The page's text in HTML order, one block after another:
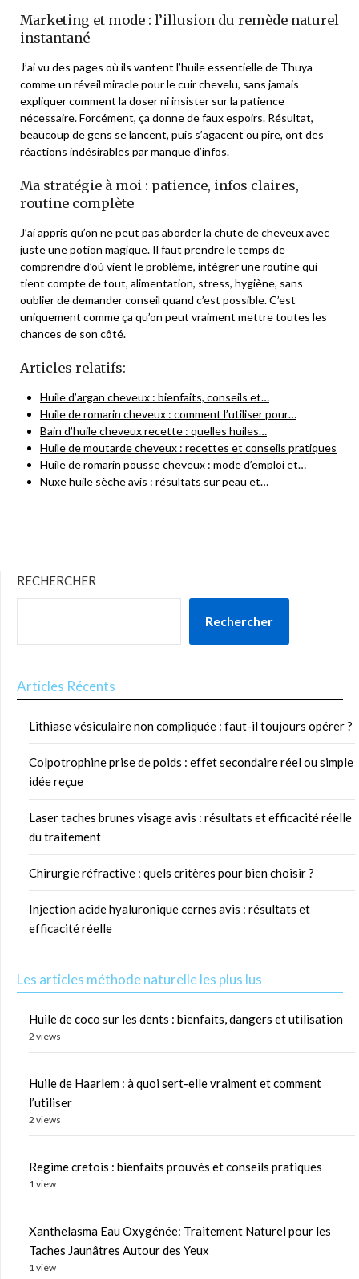
Marketing et mode : l’illusion du remède naturel
instantané
J’ai vu des pages où ils vantent l’huile essentielle de Thuya
comme un réveil miracle pour le cuir chevelu, sans jamais
expliquer comment la doser ni insister sur la patience
nécessaire. Forcément, ça donne de faux espoirs. Résultat,
beaucoup de gens se lancent, puis s’agacent ou pire, ont des
réactions indésirables par manque d’infos.
Ma stratégie à moi : patience, infos claires,
routine complète
J’ai appris qu’on ne peut pas aborder la chute de cheveux avec
juste une potion magique. Il faut prendre le temps de
comprendre d’où vient le problème, intégrer une routine qui
tient compte de tout, alimentation, stress, hygiène, sans
oublier de demander conseil quand c’est possible. C’est
uniquement comme ça qu’on peut vraiment mettre toutes les
chances de son côté.
Articles relatifs:
Huile d’argan cheveux : bienfaits, conseils et…
Huile de romarin cheveux : comment l’utiliser pour…
Bain d’huile cheveux recette : quelles huiles…
Huile de moutarde cheveux : recettes et conseils pratiques
Huile de romarin pousse cheveux : mode d’emploi et…
Nuxe huile sèche avis : résultats sur peau et…
RECHERCHER
Rechercher
Articles Récents
Lithiase vésiculaire non compliquée : faut-il toujours opérer ?
Colpotrophine prise de poids : effet secondaire réel ou simple
idée reçue
Laser taches brunes visage avis : résultats et efficacité réelle
du traitement
Chirurgie réfractive : quels critères pour bien choisir ?
Injection acide hyaluronique cernes avis : résultats et
efficacité réelle
Les articles méthode naturelle les plus lus
Huile de coco sur les dents : bienfaits, dangers et utilisation
2 views
Huile de Haarlem : à quoi sert-elle vraiment et comment
l’utiliser
2 views
Regime cretois : bienfaits prouvés et conseils pratiques
1 view
Xanthelasma Eau Oxygénée: Traitement Naturel pour les
Taches Jaunâtres Autour des Yeux
1 view